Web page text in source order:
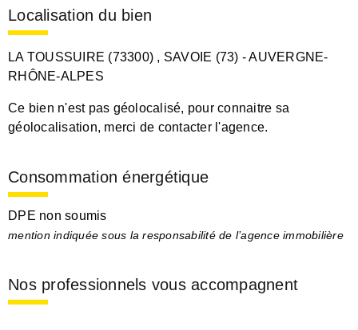
Localisation du bien
LA TOUSSUIRE (73300) , SAVOIE (73) - AUVERGNE-
RHÔNE-ALPES
Ce bien n'est pas géolocalisé, pour connaitre sa
géolocalisation, merci de contacter l'agence.
Consommation énergétique
DPE non soumis
mention indiquée sous la responsabilité de l’agence immobilière
Nos professionnels vous accompagnent